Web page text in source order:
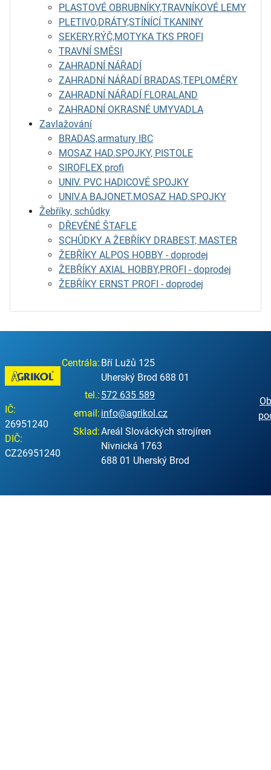
PLASTOVÉ OBRUBNÍKY,TRAVNÍKOVÉ LEMY
PLETIVO,DRÁTY,STÍNÍCÍ TKANINY
SEKERY,RÝČ,MOTYKA TKS PROFI
TRAVNÍ SMĚSI
ZAHRADNÍ NÁŘADÍ
ZAHRADNÍ NÁŘADÍ BRADAS,TEPLOMĚRY
ZAHRADNÍ NÁŘADÍ FLORALAND
ZAHRADNÍ OKRASNÉ UMYVADLA
Zavlažování
BRADAS,armatury IBC
MOSAZ HAD.SPOJKY, PISTOLE
SIROFLEX profi
UNIV. PVC HADICOVÉ SPOJKY
UNIV.A BAJONET.MOSAZ HAD.SPOJKY
Žebříky, schůdky
DŘEVĚNÉ ŠTAFLE
SCHŮDKY A ŽEBŘÍKY DRABEST, MASTER
ŽEBŘÍKY ALPOS HOBBY - doprodej
ŽEBŘÍKY AXIAL HOBBY,PROFI - doprodej
ŽEBŘÍKY ERNST PROFI - doprodej
IČ:
26951240
DIČ:
CZ26951240
Centrála: Bří Lužů 125
Uherský Brod 688 01
tel.: 572 635 589
email: info@agrikol.cz
Sklad:Areál Slováckých strojíren
Nivnická 1763
688 01 Uherský Brod